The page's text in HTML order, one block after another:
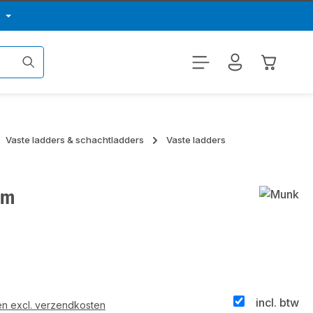
Vaste ladders & schachtladders Vaste ladders
incl. btw
excl. verzendkosten